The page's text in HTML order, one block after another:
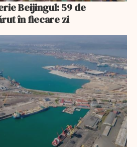
Beijingul: 59 de
în fiecare zi